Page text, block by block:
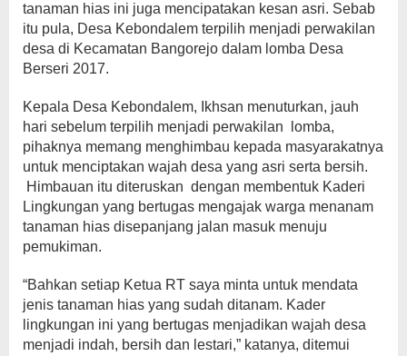
tanaman hias ini juga mencipatakan kesan asri. Sebab
itu pula, Desa Kebondalem terpilih menjadi perwakilan
desa di Kecamatan Bangorejo dalam lomba Desa
Berseri 2017.
Kepala Desa Kebondalem, Ikhsan menuturkan, jauh
hari sebelum terpilih menjadi perwakilan lomba,
pihaknya memang menghimbau kepada masyarakatnya
untuk menciptakan wajah desa yang asri serta bersih.
Himbauan itu diteruskan dengan membentuk Kaderi
Lingkungan yang bertugas mengajak warga menanam
tanaman hias disepanjang jalan masuk menuju
pemukiman.
“Bahkan setiap Ketua RT saya minta untuk mendata
jenis tanaman hias yang sudah ditanam. Kader
lingkungan ini yang bertugas menjadikan wajah desa
menjadi indah, bersih dan lestari,” katanya, ditemui